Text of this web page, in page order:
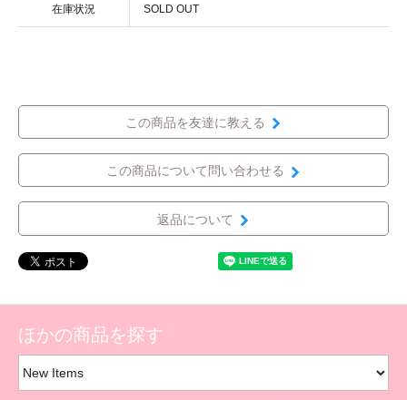
在庫状況 SOLD OUT
この商品を友達に教える
この商品について問い合わせる
返品について
ほかの商品を探す